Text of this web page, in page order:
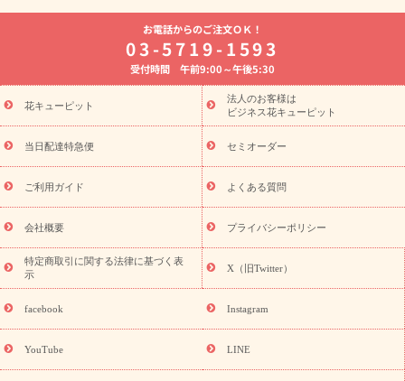
よく贈られる花
お祝いの花特集
誕生日フラワーギフト特集
8月の誕生花(トルコキキョウ)
開店・開業祝い
お供え・お悔やみ お供え・お悔やみの花
通夜・葬儀に贈る花 胡蝶蘭・花鉢
ーブドフラワー
季節のイベント
ひまわり ギフト・プレゼント
特集
お盆 花（新盆・初盆） 季節のイベント
お盆 花（新
盆・初盆）
お盆 花（新盆・初盆）
お盆・お供え 花とセットギ
フト
お盆・お供え プリザーブドフラワー
ひまわり ギフト・プ
レゼント特集
夏の花贈り・お中元・暑中見舞い 花のギフト特集
敬老の日におくる花ギフト・プレゼント特集
花ギフト・プレゼント特集
敬老の日 花のおすすめランキング
敬
老の日 花鉢植えのギフト・プレゼント特集
敬老の日 花とセットギ
フト・プレゼント特集
敬老の日の花 全てのギフト一覧
キャン
ペーン
映画『ウォーターガーディアンズ』コラボキャンペーン
「きょう誕生日なんです」キャンペーン
誕生日の花を探す
誕生日フラワーギフト 誕生日フラワーギフト特集
9月の誕生花(リンドウ)
お電話からのご注文ＯＫ！
03-5719-1593
受付時間 午前9:00～午後5:30
花キューピット
法人のお客様は
ビジネス花キューピット
当日配達特急便 セミオーダー
ご利用ガイド よくある質問
会社概要 プライバシーポリシー
特定商取引に関する法律に基づく表
示
X（旧Twitter）
facebook Instagram
YouTube LINE